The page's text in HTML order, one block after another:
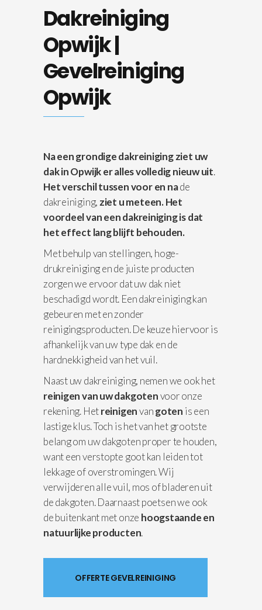
Dakreiniging
Opwijk |
Gevelreiniging
Opwijk
Na een grondige dakreiniging ziet uw
dak in Opwijk er alles volledig nieuw uit.
Het verschiltussen voor en nade
dakreiniging, ziet u meteen. Het
voordeel van een dakreiniging is dat
het effect lang blijft behouden.
Met behulp van stellingen, hoge-
drukreiniging en de juiste producten
zorgen we ervoor dat uw dak niet
beschadigd wordt. Een dakreiniging kan
gebeuren met en zonder
reinigingsproducten. De keuze hiervoor is
afhankelijk van uw type dak en de
hardnekkigheid van het vuil.
Naast uw dakreiniging, nemen we ook het
reinigen van uw dakgotenvoor onze
rekening. Hetreinigenvangoten is een
lastige klus. Toch is het van het grootste
belang om uw dakgoten proper te houden,
want een verstopte goot kan leiden tot
lekkage of overstromingen. Wij
verwijderen alle vuil, mos of bladeren uit
de dakgoten. Daarnaast poetsen we ook
de buitenkant met onze hoogstaande en
natuurlijke producten.
OFFERTE GEVELREINIGING